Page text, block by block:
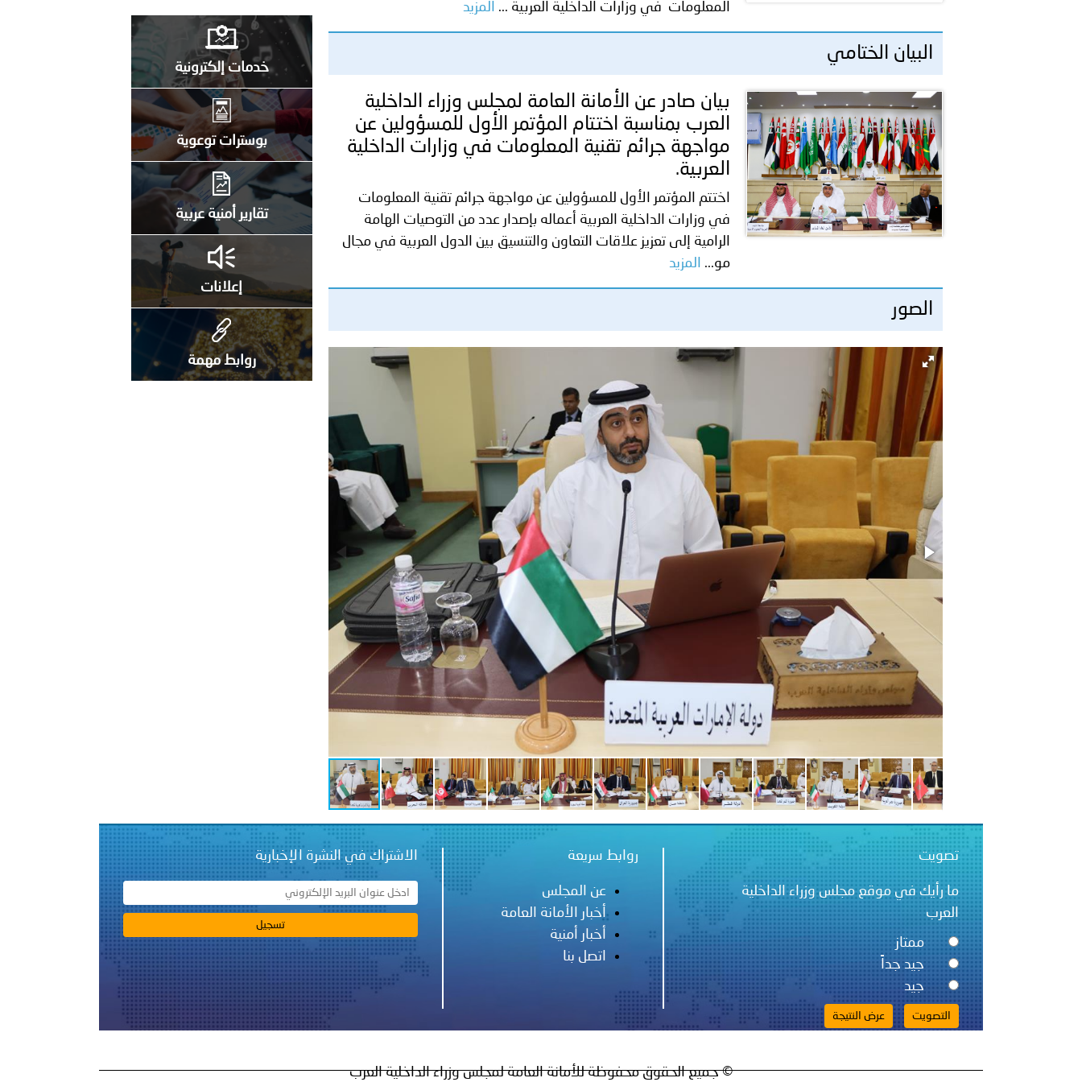
بيان صادر عن الأمانة العامة لمجلس وزراء الداخلية العرب بشأن الاعتداءات الإرهابية الحوثية على الأعيان المدنية في مدينة نـجران
بالمملكة العربية السعودية
المعلومات في وزارات الداخلية العربية ...
المزيد
البيان الختامي
بيان صادر عن الأمانة العامة لمجلس وزراء الداخلية
العرب بمناسبة اختتام المؤتمر الأول للمسؤولين عن
مواجهة جرائم تقنية المعلومات في وزارات الداخلية
العربية.
اختتم المؤتمر الأول للمسؤولين عن مواجهة جرائم تقنية المعلومات
في وزارات الداخلية العربية أعماله بإصدار عدد من التوصيات الهامة
الرامية إلى تعزيز علاقات التعاون والتنسيق بين الدول العربية في مجال
مو...
المزيد
الصور
خدمات إلكترونية
بوسترات توعوية
تقارير أمنية عربية
إعلانات
روابط مهمة
تصويت
ما رأيك في موقع مجلس وزراء الداخلية
العرب
ممتاز
جيد جداً
جيد
روابط سريعة
عن المجلس
أخبار الأمانة العامة
أخبار أمنية
اتصل بنا
الاشتراك في النشرة الإخبارية
© جميع الحقوق محفوظة للأمانة العامة لمجلس وزراء الداخلية العرب